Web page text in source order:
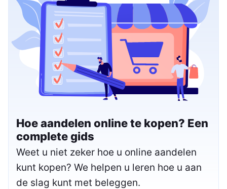
Hoe aandelen online te kopen? Een
complete gids
Weet u niet zeker hoe u online aandelen
kunt kopen? We helpen u leren hoe u aan
de slag kunt met beleggen.